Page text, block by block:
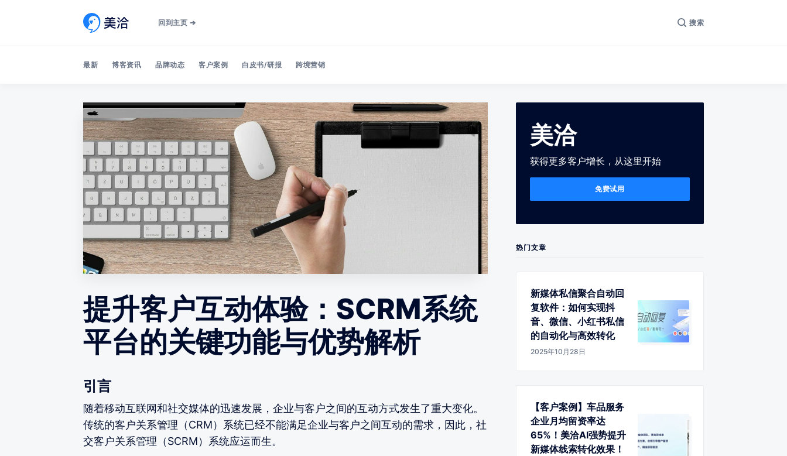
回到主页 ➔ 搜索
Search 美洽博客
最新 博客资讯 品牌动态 客户案例 白皮书/研报 跨境营销
提升客户互动体验：SCRM系统
平台的关键功能与优势解析
引言
随着移动互联网和社交媒体的迅速发展，企业与客户之间的互动方式发生了重大变化。
传统的客户关系管理（CRM）系统已经不能满足企业与客户之间互动的需求，因此，社
交客户关系管理（SCRM）系统应运而生。
美洽
获得更多客户增长，从这里开始
免费试用
热门文章
新媒体私信聚合自动回
复软件：如何实现抖
音、微信、小红书私信
的自动化与高效转化
2025年10月28日
【客户案例】车品服务
企业月均留资率达
65%！美洽AI强势提升
新媒体线索转化效果！